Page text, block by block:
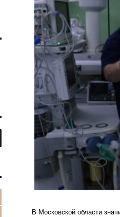
В Московской области
ПОИСК